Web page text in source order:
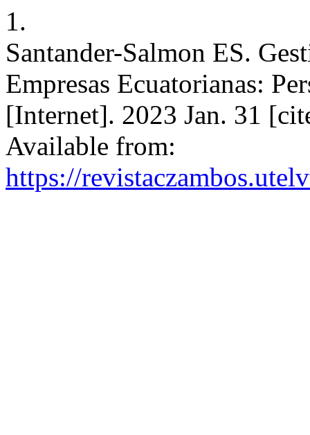
1.
Santander-Salmon ES.
Empresas Ecuatorianas:
[Internet]. 2023 Jan. 31
Available from:
https://